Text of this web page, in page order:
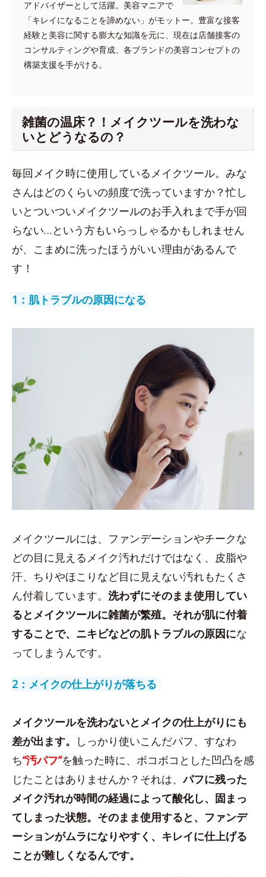
アドバイザーとして活躍。美容マニアで
「キレイになることを諦めない」がモットー。豊富な接客
経験と美容に関する膨大な知識を元に、現在は店舗接客の
コンサルティングや育成、各ブランドの美容コンセプトの
構築支援を手がける。
雑菌の温床？！メイクツールを洗わな
いとどうなるの？
毎回メイク時に使用しているメイクツール。みな
さんはどのくらいの頻度で洗っていますか？忙し
いとついついメイクツールのお手入れまで手が回
らない…という方もいらっしゃるかもしれません
が、こまめに洗ったほうがいい理由があるんで
す！
1：肌トラブルの原因になる
メイクツールには、ファンデーションやチークな
どの目に見えるメイク汚れだけではなく、皮脂や
汗、ちりやほこりなど目に見えない汚れもたくさ
ん付着しています。 洗わずにそのまま使用してい
るとメイクツールに雑菌が繁殖。それが肌に付着
することで、ニキビなどの肌トラブルの原因にな
ってしまうんです。
2：メイクの仕上がりが落ちる
メイクツールを洗わないとメイクの仕上がりにも
差が出ます。
しっかり使いこんだパフ、すなわ
ち“汚パフ”を触った時に、ボコボコとした凹凸を感
じたことはありませんか？それは、パフに残った
メイク汚れが時間の経過によって酸化し、固まっ
てしまった状態。そのまま使用すると、ファンデ
ーションがムラになりやすく、キレイに仕上げる
ことが難しくなるんです。